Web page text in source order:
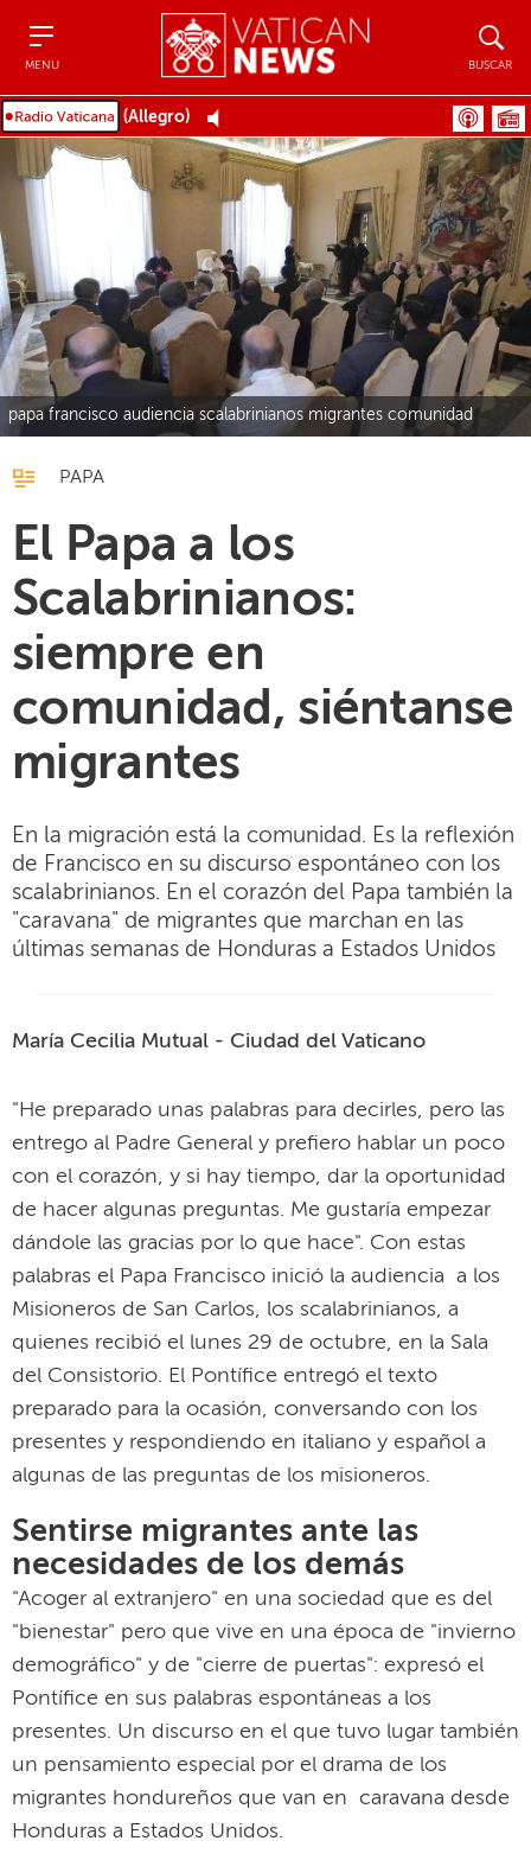
MENU BUSCAR
(Allegro)
papa francisco audiencia scalabrinianos migrantes comunidad
PAPA
El Papa a los
Scalabrinianos:
siempre en
comunidad, siéntanse
migrantes
En la migración está la comunidad. Es la reflexión
de Francisco en su discurso espontáneo con los
scalabrinianos. En el corazón del Papa también la
"caravana" de migrantes que marchan en las
últimas semanas de Honduras a Estados Unidos
María Cecilia Mutual - Ciudad del Vaticano
"He preparado unas palabras para decirles, pero las
entrego al Padre General y prefiero hablar un poco
con el corazón, y si hay tiempo, dar la oportunidad
de hacer algunas preguntas. Me gustaría empezar
dándole las gracias por lo que hace". Con estas
palabras el Papa Francisco inició la audiencia a los
Misioneros de San Carlos, los scalabrinianos, a
quienes recibió el lunes 29 de octubre, en la Sala
del Consistorio. El Pontífice entregó el texto
preparado para la ocasión, conversando con los
presentes y respondiendo en italiano y español a
algunas de las preguntas de los misioneros.
Sentirse migrantes ante las
necesidades de los demás
"Acoger al extranjero" en una sociedad que es del
"bienestar" pero que vive en una época de "invierno
demográfico" y de "cierre de puertas": expresó el
Pontífice en sus palabras espontáneas a los
presentes. Un discurso en el que tuvo lugar también
un pensamiento especial por el drama de los
migrantes hondureños que van en caravana desde
Honduras a Estados Unidos.